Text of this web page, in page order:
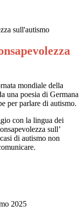
sull'autismo
mondiale della
una poesia di Germana
per parlare di autismo.
con la lingua dei
sull’
di autismo non